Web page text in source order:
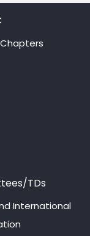
Chapters
TDs
International